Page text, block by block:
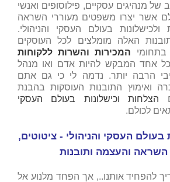
של מנהיגים עסקיים, פילוסופים ואנשי
אשר יצרו משפטים מעוררי השראה
בעולם העסקי והניהולי.
האלה מומלצים לכל העוסקים
בתחומי המכירות והשרות ללקוחות
אחד המבקש להיות אדם ואו מנהל
הרבה יותר. נדמה לי כי גם אתם
ואימוץ התובנות העוסקות בהבנת
הצלחות וכישלונות בעולם העסקי
לכולם.
בעולם העסקי והניהולי - ציטוטים,
והעצמה ותובנות
להפחיד אותנו.., אך הפחד מלנוע אל